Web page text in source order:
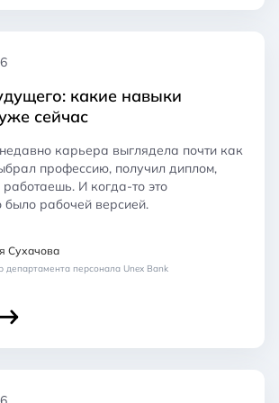
какие навыки
сейчас
карьера выглядела почти как
профессию, получил диплом,
И когда-то это
было рабочей версией.
Сухачова
департамента персонала Unex Bank